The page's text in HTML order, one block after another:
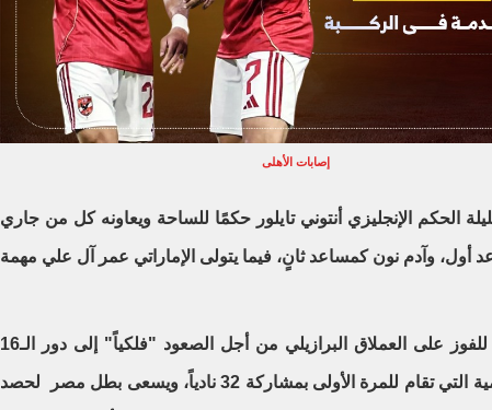
إصابات الأهلى
الحكم الإنجليزي أنتوني تايلور حكمًا للساحة ويعاونه كل من جاري
أول، وآدم نون كمساعد ثانٍ، فيما يتولى الإماراتي عمر آل علي مهمة
ويتطلع الأهلي للفوز على العملاق البرازيلي من أجل الصعود "فلكياً" إلى دور الـ16
بالبطولة العالمية التي تقام للمرة الأولى بمشاركة 32 نادياً، ويسعى بطل مصر لحصد